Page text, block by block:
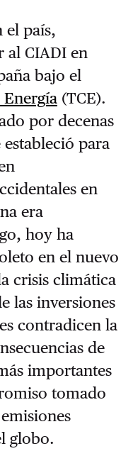
el país,
al CIADI en
bajo el
(TCE).
por decenas
estableció para
en
era
hoy ha
en el nuevo
crisis climática
las inversiones
contradicen la
de
importantes
tomado
globo.